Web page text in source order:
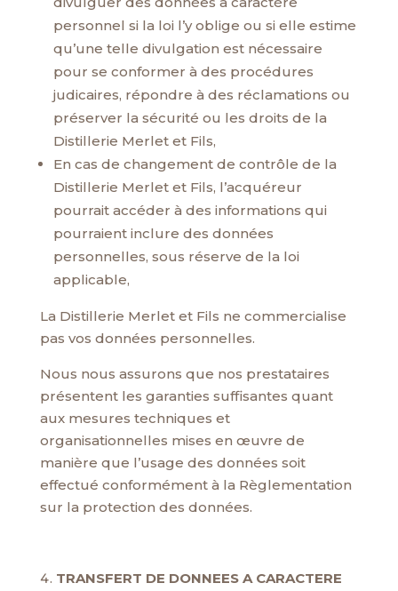
personnel si la loi l’y oblige ou si elle estime
qu’une telle divulgation est nécessaire
pour se conformer à des procédures
judicaires, répondre à des réclamations ou
préserver la sécurité ou les droits de la
Distillerie Merlet et Fils,
En cas de changement de contrôle de la
Distillerie Merlet et Fils, l’acquéreur
pourrait accéder à des informations qui
pourraient inclure des données
personnelles, sous réserve de la loi
applicable,
La Distillerie Merlet et Fils ne commercialise
pas vos données personnelles.
Nous nous assurons que nos prestataires
présentent les garanties suffisantes quant
aux mesures techniques et
organisationnelles mises en œuvre de
manière que l’usage des données soit
effectué conformément à la Règlementation
sur la protection des données.
TRANSFERT DE DONNEES A CARACTERE